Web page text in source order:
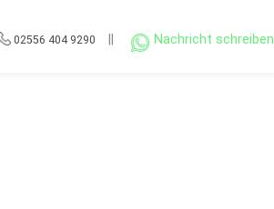
02556 404 9290 Nachricht schreiben